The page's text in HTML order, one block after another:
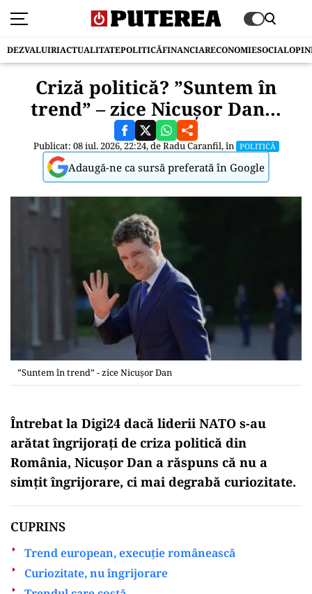
DEZVALUIRIACTUALITATEPOLITICĂFINANCIARECONOMIESOCIAL
Criză politică? ”Suntem în
trend” – zice Nicușor Dan…
Publicat: 08 iul. 2026, 22:24, deRadu Caranfil, în POLITICĂ
Adaugă-ne ca sursă preferată în Google
”Suntem în trend” - zice Nicușor Dan
Întrebat la Digi24 dacă liderii NATO s-au
arătat îngrijorați de criza politică din
România, Nicușor Dan a răspuns că nu a
simțit îngrijorare, ci mai degrabă curiozitate.
CUPRINS
Trend european, execuție românească
Curiozitate, nu îngrijorare